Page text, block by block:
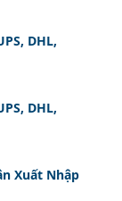
DHL,
DHL,
Xuất Nhập